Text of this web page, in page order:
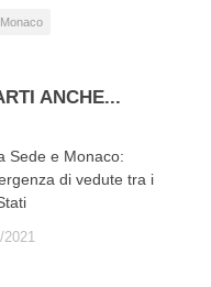
ANCHE...
Sede e Monaco:
di vedute tra i
2021